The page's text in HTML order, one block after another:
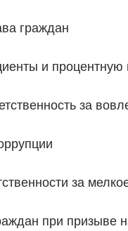
граждан
и
за
за
при призыве